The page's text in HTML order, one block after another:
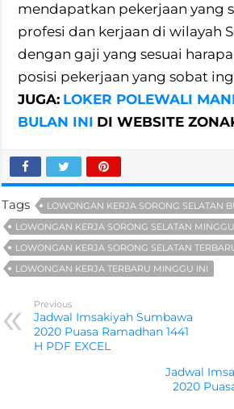
mendapatkan pekerjaan yang
profesi dan kerjaan di wilayah
dengan gaji yang sesuai
posisi pekerjaan yang sobat
JUGA: LOKER POLEWALI
BULAN INI DI WEBSITE
Tags
LOWONGAN KERJA SORONG SELATAN
LOWONGAN KERJA SORONG SELATAN
LOWONGAN KERJA SORONG SELATAN
LOWONGAN KERJA TERBARU MINGGU INI
Previous
Jadwal Imsakiyah Sumbawa
2020 Puasa Ramadhan 1441
H PDF EXCEL
Jadwal
2020